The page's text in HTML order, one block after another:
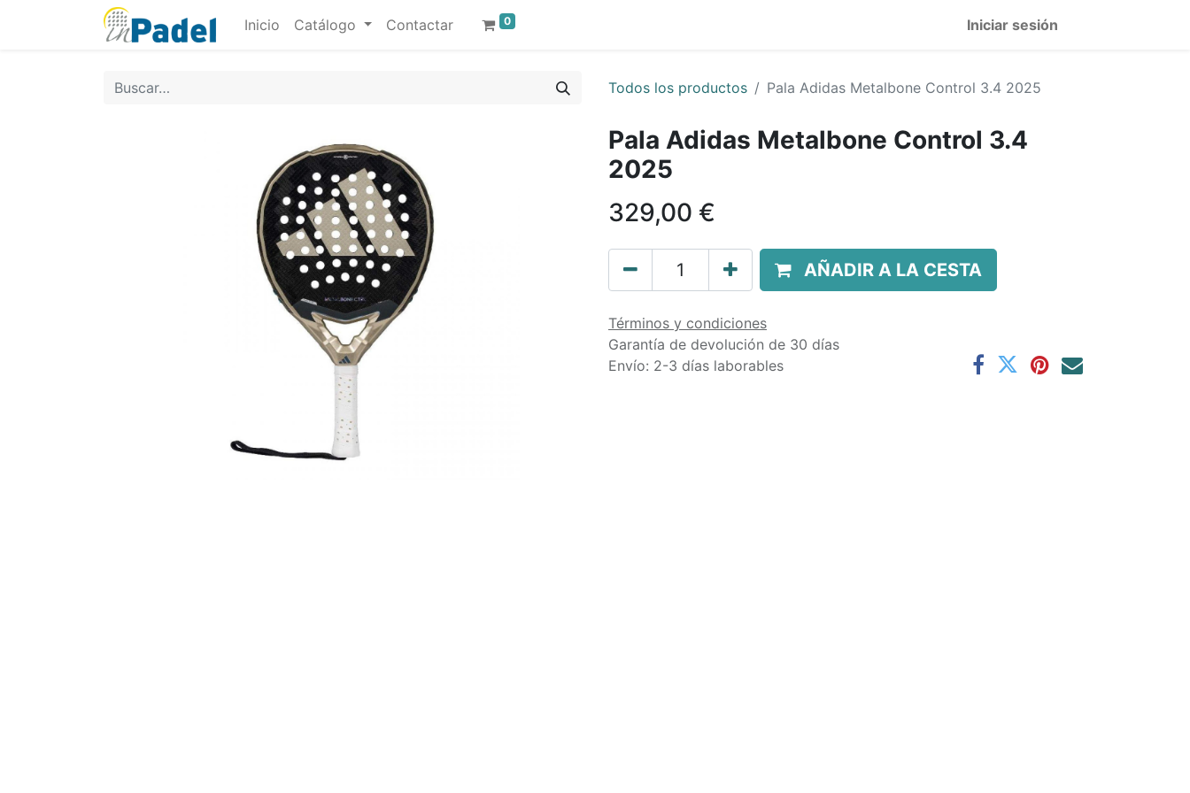
Inicio Catálogo Contactar 0 Iniciar sesión
Todos los productos Pala Adidas Metalbone Control 3.4 2025
Pala Adidas Metalbone Control 3.4
2025
329,00 €
AÑADIR A LA CESTA
Términos y condiciones
Garantía de devolución de 30 días
Envío: 2-3 días laborables